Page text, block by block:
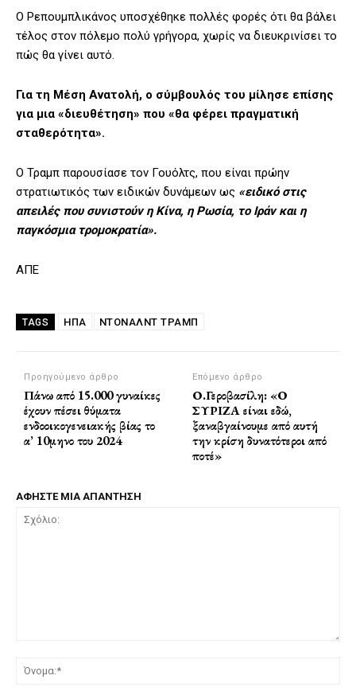
Ο Ρεπουμπλικάνος υποσχέθηκε πολλές φορές ότι θα βάλει
τέλος στον πόλεμο πολύ γρήγορα, χωρίς να διευκρινίσει το
πώς θα γίνει αυτό.
Για τη Μέση Ανατολή, ο σύμβουλός του μίλησε επίσης
για μια «διευθέτηση» που «θα φέρει πραγματική
σταθερότητα».
Ο Τραμπ παρουσίασε τον Γουόλτς, που είναι πρώην
στρατιωτικός των ειδικών δυνάμεων ως «ειδικό στις
απειλές που συνιστούν η Κίνα, η Ρωσία, το Ιράν και η
παγκόσμια τρομοκρατία».
ΑΠΕ
TAGS ΗΠΑ ΝΤΌΝΑΛΝΤ ΤΡΑΜΠ
Προηγούμενο άρθρο
Πάνω από 15.000 γυναίκες
έχουν πέσει θύματα
ενδοοικογενειακής βίας το
α’ 10μηνο του 2024
Επόμενο άρθρο
Ο.Γεροβασίλη: «Ο
ΣΥΡΙΖΑ είναι εδώ,
ξαναβγαίνουμε από αυτή
την κρίση δυνατότεροι από
ποτέ»
ΑΦΗΣΤΕ ΜΙΑ ΑΠΑΝΤΗΣΗ